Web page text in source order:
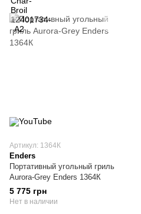
Артикул: 1364К
Enders
Портативный угольный гриль
Aurora-Grey Enders 1364К
5 775 грн
Нет в наличии